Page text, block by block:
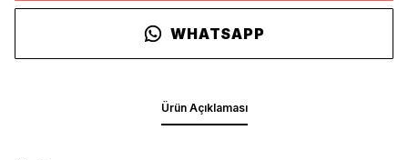
WHATSAPP
Ürün Açıklaması